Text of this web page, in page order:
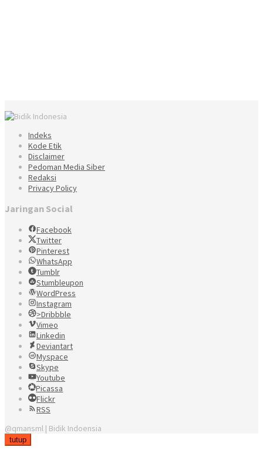
Indeks
Kode Etik
Disclaimer
Pedoman Media Siber
Redaksi
Privacy Policy
Jaringan Social
Facebook
Twitter
Pinterest
WhatsApp
Tumblr
Stumbleupon
WordPress
Instagram
>Dribbble
Vimeo
Linkedin
Deviantart
Myspace
Skype
Youtube
Picassa
Flickr
RSS
@qmansml | Bidik Indoensia
tutup